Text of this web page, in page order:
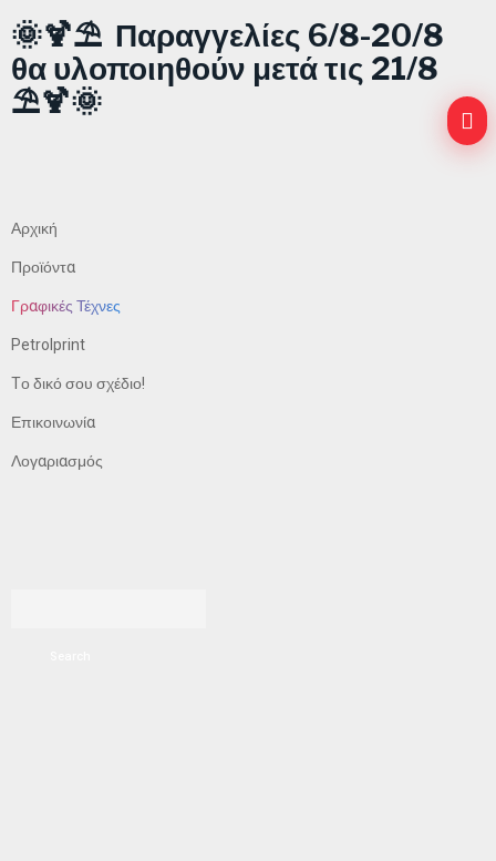
🌞🍹⛱️ Παραγγελίες 6/8-20/8
θα υλοποιηθούν μετά τις 21/8
⛱️🍹🌞
Αρχική
Προϊόντα
Γραφικές Τέχνες
Petrolprint
Tο δικό σου σχέδιο!
Επικοινωνία
Λογαριασμός